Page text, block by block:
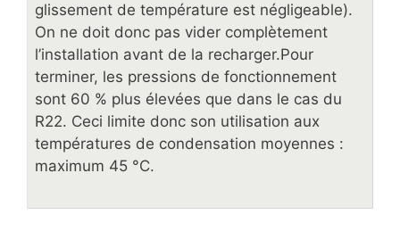
glissement de température est négligeable).
On ne doit donc pas vider complètement
l’installation avant de la recharger.Pour
terminer, les pressions de fonctionnement
sont 60 % plus élevées que dans le cas du
R22. Ceci limite donc son utilisation aux
températures de condensation moyennes :
maximum 45 °C.